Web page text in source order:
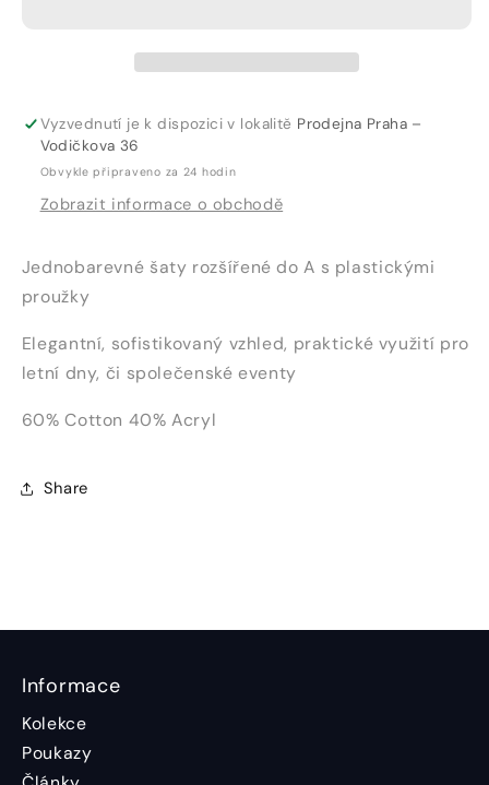
Vyzvednutí je k dispozici v lokalitě Prodejna Praha –
Vodičkova 36
Obvykle připraveno za 24 hodin
Zobrazit informace o obchodě
Jednobarevné šaty rozšířené do A s plastickými
proužky
Elegantní, sofistikovaný vzhled, praktické využití pro
letní dny, či společenské eventy
60% Cotton 40% Acryl
Share
Informace
Kolekce
Poukazy